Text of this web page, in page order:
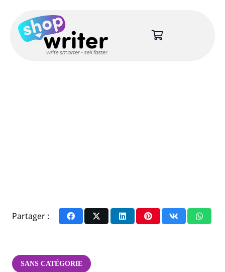
Partager :
SANS CATÉGORIE